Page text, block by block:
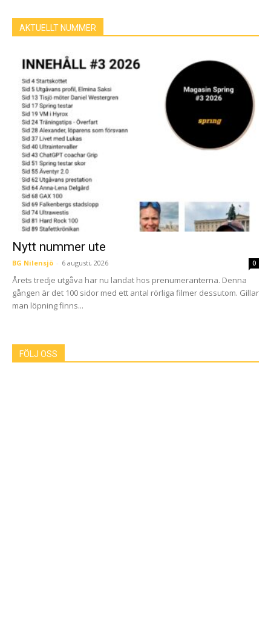
AKTUELLT NUMMER
Nytt nummer ute
BG Nilensjö - 6 augusti, 2026 0
Årets tredje utgåva har nu landat hos prenumeranterna. Denna
gången är det 100 sidor med ett antal rörliga filmer dessutom. Gillar
man löpning finns...
FÖLJ OSS